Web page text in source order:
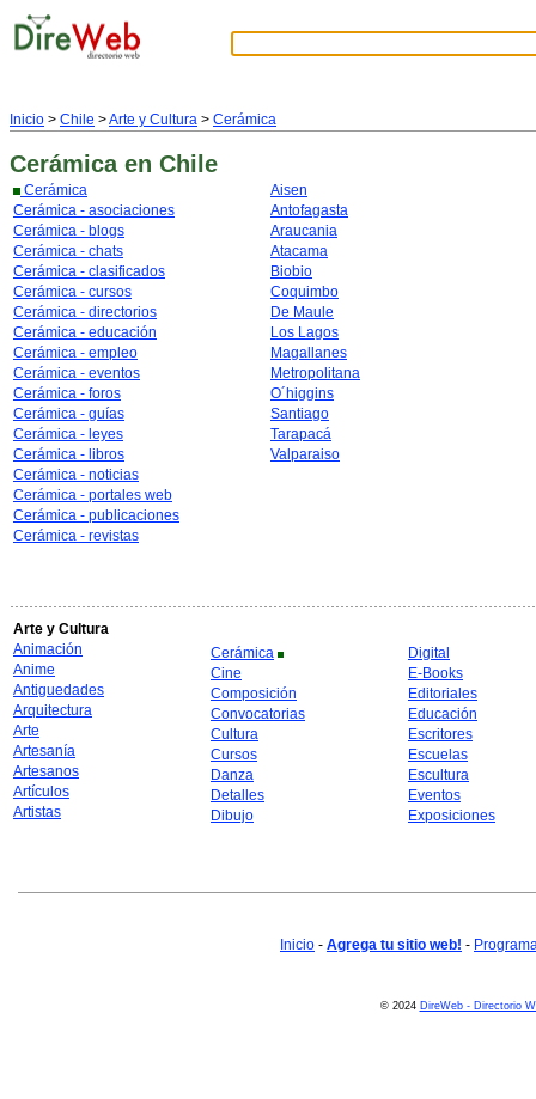
Inicio > Chile >Arte y Cultura > Cerámica
Cerámica en Chile
Cerámica
Cerámica - asociaciones
Cerámica - blogs
Cerámica - chats
Cerámica - clasificados
Cerámica - cursos
Cerámica - directorios
Cerámica - educación
Cerámica - empleo
Cerámica - eventos
Cerámica - foros
Cerámica - guías
Cerámica - leyes
Cerámica - libros
Cerámica - noticias
Cerámica - portales web
Cerámica - publicaciones
Cerámica - revistas
Aisen
Antofagasta
Araucania
Atacama
Biobio
Coquimbo
De Maule
Los Lagos
Magallanes
Metropolitana
O´higgins
Santiago
Tarapacá
Valparaiso
Arte y Cultura
Animación
Anime
Antiguedades
Arquitectura
Arte
Artesanía
Artesanos
Artículos
Artistas
Cerámica
Cine
Composición
Convocatorias
Cultura
Cursos
Danza
Detalles
Dibujo
Digital
E-Books
Editoriales
Educación
Escritores
Escuelas
Escultura
Eventos
Exposiciones
Inicio - Agrega tu sitio web! -
© 2024 DireWeb - Directorio